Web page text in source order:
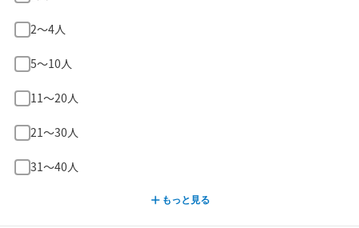
2〜4人
5〜10人
11〜20人
21〜30人
31〜40人
もっと見る